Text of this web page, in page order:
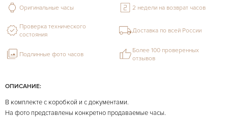
ОПИСАНИЕ:
В комплекте с коробкой и с документами.
На фото представлены конкретно продаваемые часы.
Оригинальные часы 2 недели на возврат часов
Проверка технического
состояния
Доставка по всей России
Подлинные фото часов
Более 100 проверенных
отзывов